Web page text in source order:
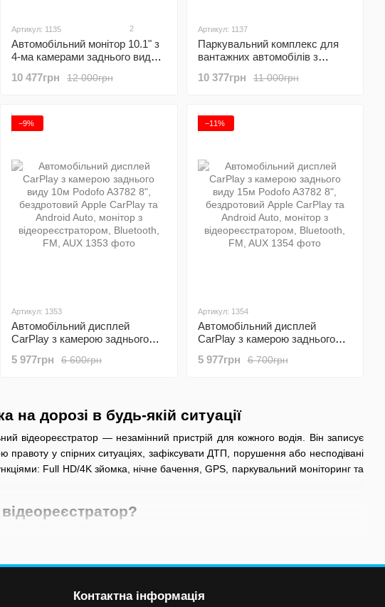
дорозі в будь-якій ситуації
відеореєстратор — незамінний пристрій для кожного водія. Він записує
правоту у спірних ситуаціях, зафіксувати ДТП, порушення або несподівані
Full HD/4K зйомка, нічне бачення, GPS, паркувальний моніторинг та
Артикул: 1135 2
Автомобільний монітор 10.1" з
4-ма камерами заднього виду
комплекс для вантажних
Auto/CarPlay, Bluetooth, FM, Wi-
Fi
12 000грн
10 477грн
Артикул: 1137
Паркувальний комплекс для
вантажних автомобілів з
A3696, монітор 10.1" дюймів + 5
11 000грн
10 377грн
−9%
Артикул: 1353
Автомобільний дисплей
CarPlay з камерою заднього
бездротовий Apple CarPlay та
6 600грн
5 977грн
−11%
Артикул: 1354
Автомобільний дисплей
CarPlay з камерою заднього
бездротовий Apple CarPlay та
6 700грн
5 977грн
Контактна інформація